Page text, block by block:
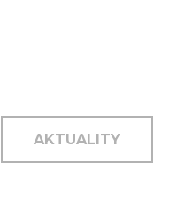
AKTUALITY